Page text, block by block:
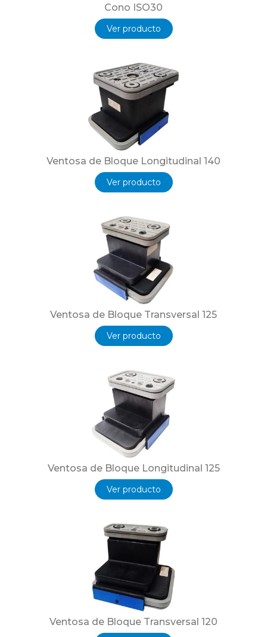
Cono ISO30
Ver producto
Ventosa de Bloque Longitudinal 140
Ver producto
Ventosa de Bloque Transversal 125
Ver producto
Ventosa de Bloque Longitudinal 125
Ver producto
Ventosa de Bloque Transversal 120